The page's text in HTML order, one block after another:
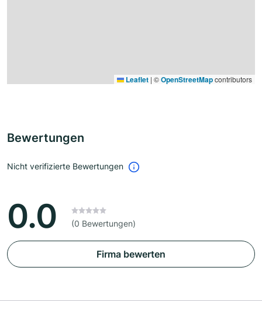
Leaflet | ©OpenStreetMapcontributors
Bewertungen
Nicht verifizierte Bewertungen
0.0 (0 Bewertungen)
Firma bewerten